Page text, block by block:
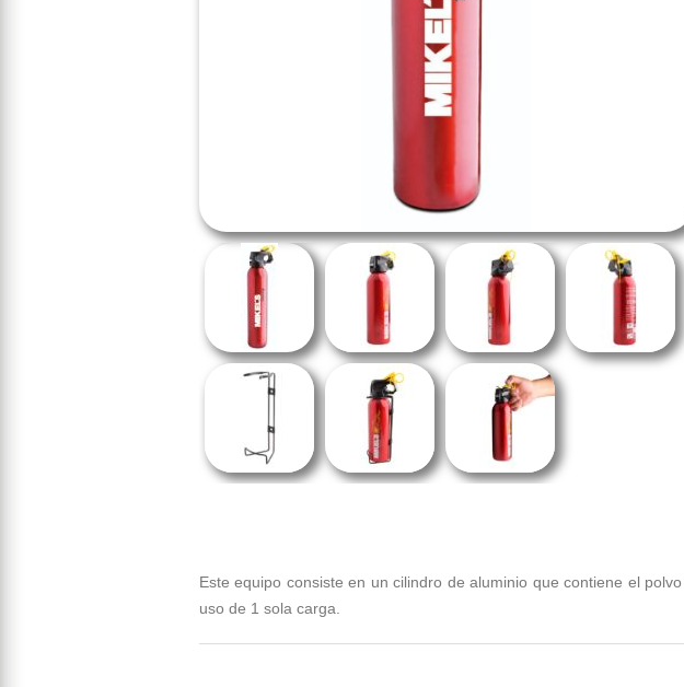
Este equipo consiste en un cilindro de aluminio que contiene el
uso de 1 sola carga.